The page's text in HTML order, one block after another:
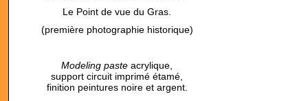
Le Point de vue du Gras.
(première photographie historique)
Modeling paste acrylique,
support circuit imprimé étamé,
finition peintures noire et argent.